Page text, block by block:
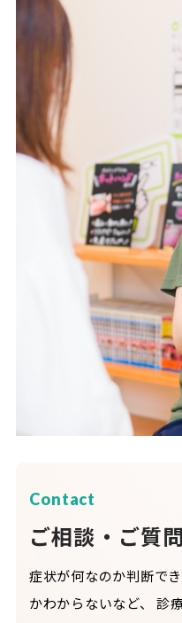
Contact
ご相談・ご質
症状が何なのか判断で
かわからないなど、
診